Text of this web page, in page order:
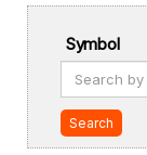
Symbol
Search